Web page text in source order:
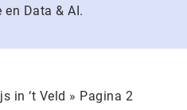
Data & AI.
in ‘t Veld » Pagina 2